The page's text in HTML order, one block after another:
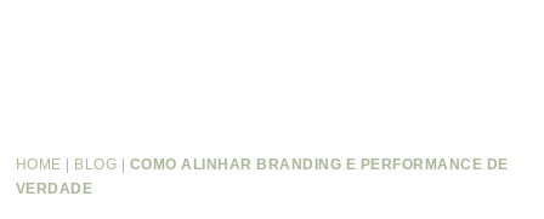
HOME | BLOG | COMO ALINHAR BRANDING E PERFORMANCE DE
VERDADE